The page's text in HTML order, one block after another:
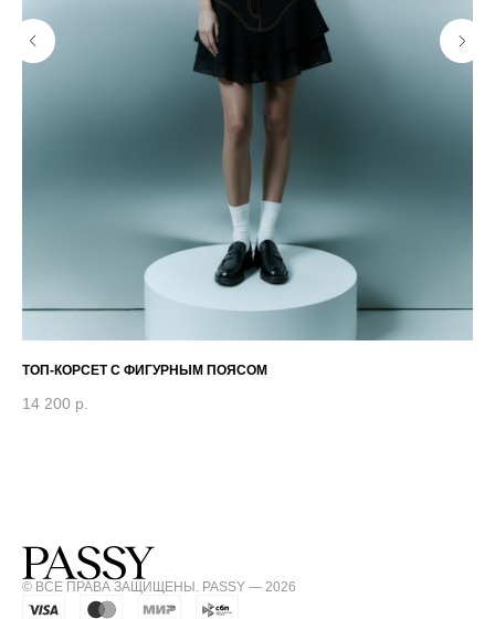
ТОП-КОРСЕТ С ФИГУРНЫМ ПОЯСОМ
14 200 р.
© ВСЕ ПРАВА ЗАЩИЩЕНЫ. PASSY — 2026